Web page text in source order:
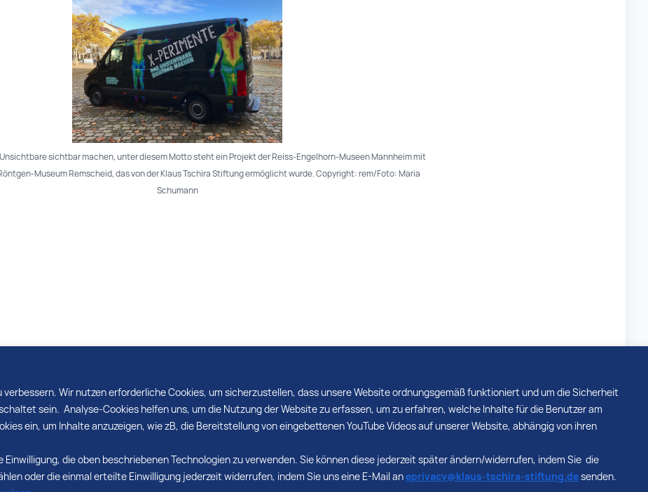
Wir nutzen erforderliche Cookies, um sicherzustellen, dass unsere Website ordnungsgemäß funktioniert und um die Sicherheit
sein. Analyse-Cookies helfen uns, um die Nutzung der Website zu erfassen, um zu erfahren, welche Inhalte für die Benutzer am
ein, um Inhalte anzuzeigen, wie zB, die Bereitstellung von eingebettenen YouTube Videos auf unserer Website, abhängig von ihren
die oben beschriebenen Technologien zu verwenden. Sie können diese jederzeit später ändern/widerrufen, indem Sie die
oder die einmal erteilte Einwilligung jederzeit widerrufen, indem Sie uns eine E-Mail aneprivacy@klaus-tschira-stiftung.desenden.
sichtbar machen, unter diesem Motto steht ein Projekt der Reiss-Engelhorn-Museen Mannheim mit
Museum Remscheid, das von der Klaus Tschira Stiftung ermöglicht wurde. Copyright: rem/Foto: Maria
Schumann